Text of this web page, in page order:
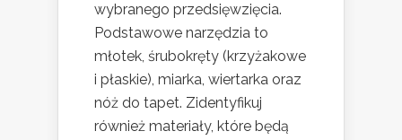
wybranego przedsięwzięcia.
Podstawowe narzędzia to
młotek, śrubokręty (krzyżakowe
i płaskie), miarka, wiertarka oraz
nóż do tapet. Zidentyfikuj
również materiały, które będą